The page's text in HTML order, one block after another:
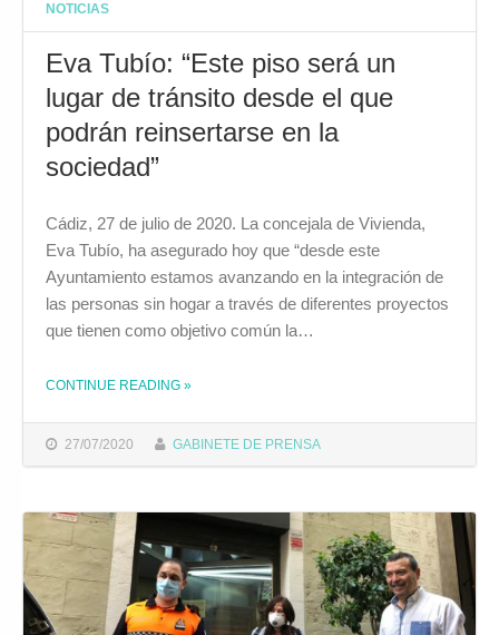
NOTICIAS
Eva Tubío: “Este piso será un
lugar de tránsito desde el que
podrán reinsertarse en la
sociedad”
27/07/2020 GABINETE DE PRENSA
Cádiz, 27 de julio de 2020. La concejala de Vivienda,
Eva Tubío, ha asegurado hoy que “desde este
Ayuntamiento estamos avanzando en la integración de
las personas sin hogar a través de diferentes proyectos
que tienen como objetivo común la…
CONTINUE READING THE "EVA TUBÍO: “ESTE PISO SERÁ UN LUGAR DE TRÁNSITO DESDE EL QUE PODRÁN REINSERTARSE EN LA SOCIEDAD”"
»